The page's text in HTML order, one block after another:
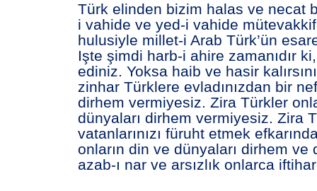
Türk elinden bizim halas ve necat
i vahide ve yed-i vahide
hulusiyle millet-i Arab Türk’ün
Işte şimdi harb-i ahire zamanıdır
ediniz. Yoksa haib ve hasir
zinhar Türklere evladınızdan bir
dirhem vermiyesiz. Zira Türkler
dünyaları dirhem vermiyesiz. Zira
vatanlarınızı füruht etmek
onların din ve dünyaları dirhem ve
azab-ı nar ve arsızlık onlarca